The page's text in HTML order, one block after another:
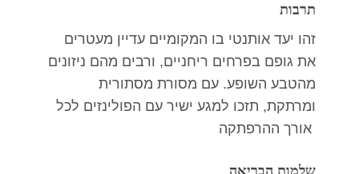
תרבות
זהו יעד אותנטי בו המקומיים עדיין מעטרים
את גופם בפרחים ריחניים, ורבים מהם ניזונים
מהטבע השופע. עם מסורת מסתורית
ומרתקת, תזכו למגע ישיר עם הפולינזים לכל
אורך ההרפתקה